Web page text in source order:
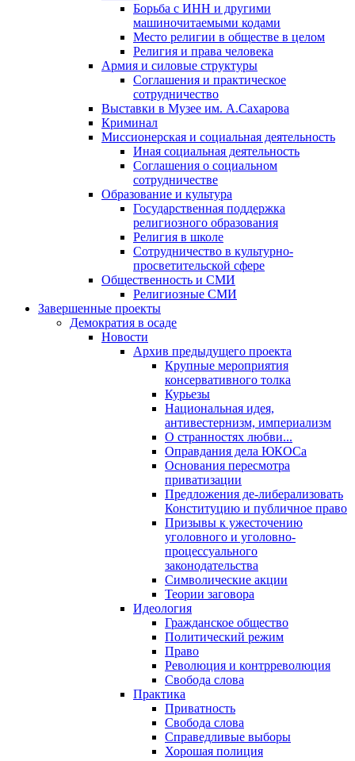
Борьба с ИНН и другими
машиночитаемыми кодами
Место религии в обществе в целом
Религия и права человека
Армия и силовые структуры
Соглашения и практическое
сотрудничество
Выставки в Музее им. А.Сахарова
Криминал
Миссионерская и социальная деятельность
Иная социальная деятельность
Соглашения о социальном
сотрудничестве
Образование и культура
Государственная поддержка
религиозного образования
Религия в школе
Сотрудничество в культурно-
просветительской сфере
Общественность и СМИ
Религиозные СМИ
Завершенные проекты
Демократия в осаде
Новости
Архив предыдущего проекта
Крупные мероприятия
консервативного толка
Курьезы
Национальная идея,
антивестернизм, империализм
О странностях любви...
Оправдания дела ЮКОСа
Основания пересмотра
приватизации
Предложения де-либерализовать
Конституцию и публичное право
Призывы к ужесточению
уголовного и уголовно-
процессуального
законодательства
Символические акции
Теории заговора
Идеология
Гражданское общество
Политический режим
Право
Революция и контрреволюция
Свобода слова
Практика
Приватность
Свобода слова
Справедливые выборы
Хорошая полиция